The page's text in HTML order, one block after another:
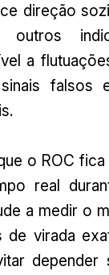
direção
outros
a
falsos
o ROC
real
a medir o
de virada
depender